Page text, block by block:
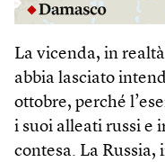
La vicenda, in
abbia lasciato
ottobre, perché
i suoi alleati russi e
contesa. La Russia,